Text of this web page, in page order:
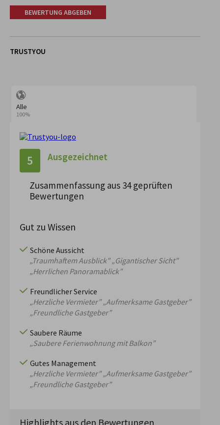
BEWERTUNG ABGEBEN
TRUSTYOU
Alle
100%
5 Ausgezeichnet
Zusammenfassung aus 34 geprüften
Bewertungen
Gut zu Wissen
Schöne Aussicht
„Traumhaftem Ausblick” „Gigantischer Sicht”
„Herrlichen Panoramablick”
Freundlicher Service
„Herzliche Vermieter” „Aufmerksame Gastgeber”
„Freundliche Gastgeber”
Saubere Räume
„Saubere Ferienwohnung mit Balkon”
Gutes Management
„Herzliche Vermieter” „Aufmerksame Gastgeber”
„Freundliche Gastgeber”
Highlights aus den Bewertungen